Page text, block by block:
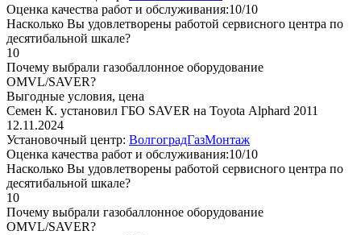
Оценка качества работ и обслуживания:10/10
Насколько Вы удовлетворены работой сервисного центра по
десятибальной шкале?
10
Почему выбрали газобаллонное оборудование
OMVL/SAVER?
Выгодные условия, цена
Семен К. установил ГБО SAVER на Toyota Alphard 2011
12.11.2024
Установочный центр: ВолгоградГазМонтаж
Оценка качества работ и обслуживания:10/10
Насколько Вы удовлетворены работой сервисного центра по
десятибальной шкале?
10
Почему выбрали газобаллонное оборудование
OMVL/SAVER?